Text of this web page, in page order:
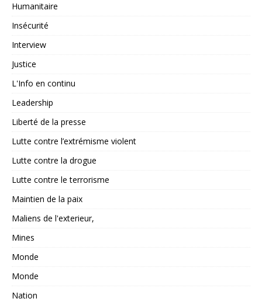
Humanitaire
Insécurité
Interview
Justice
L'Info en continu
Leadership
Liberté de la presse
Lutte contre l’extrémisme violent
Lutte contre la drogue
Lutte contre le terrorisme
Maintien de la paix
Maliens de l'exterieur,
Mines
Monde
Monde
Nation